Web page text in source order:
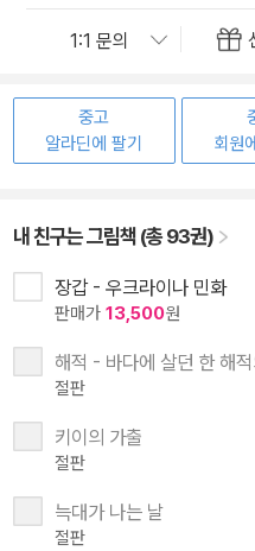
중고
알라딘에 팔기
회원
내 친구는 그림책 (총 93권)
장갑 - 우크라이나 민화
판매가 13,500원
해적 - 바다에 살던 한 해적
절판
키이의 가출
절판
늑대가 나는 날
절판